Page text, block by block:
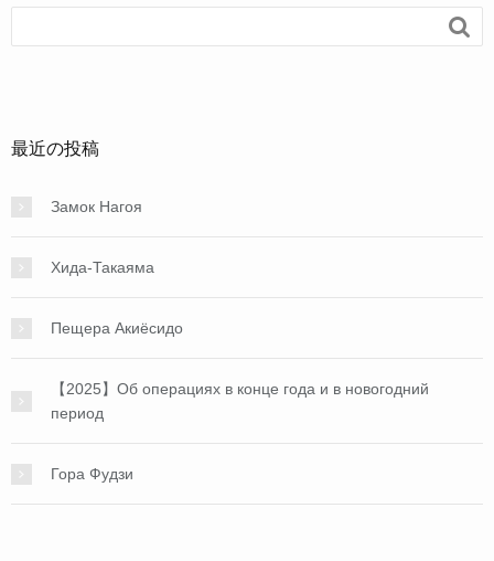

最近の投稿
Замок Нагоя
Хида-Такаяма
Пещера Акиёсидо
【2025】Об операциях в конце года и в новогодний
период
Гора Фудзи